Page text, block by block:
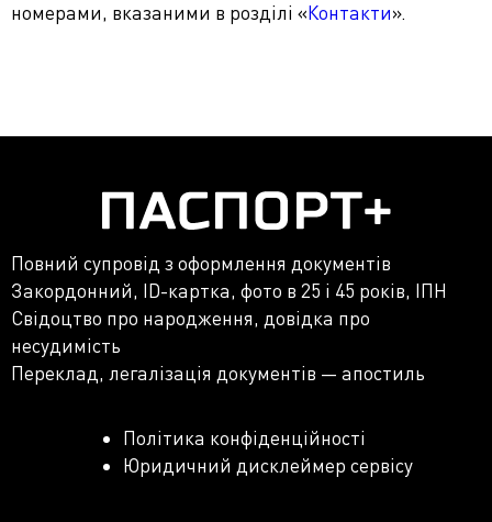
номерами, вказаними в розділі «Контакти».
Повний супровід з оформлення документів
Закордонний, ID-картка, фото в 25 і 45 років, ІПН
Свідоцтво про народження, довідка про
несудимість
Переклад, легалізація документів — апостиль
Політика конфіденційності
Юридичний дисклеймер сервісу